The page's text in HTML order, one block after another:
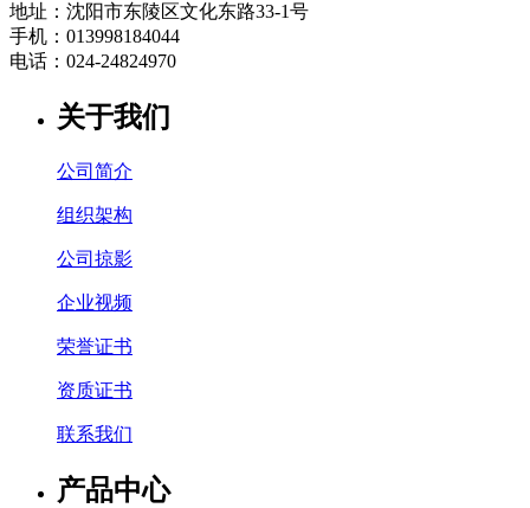
地址：沈阳市东陵区文化东路33-1号
手机：013998184044
电话：024-24824970
关于我们
公司简介
组织架构
公司掠影
企业视频
荣誉证书
资质证书
联系我们
产品中心